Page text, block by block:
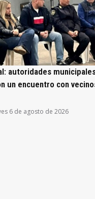
autoridades
un encuentro con
6 de agosto de 2026